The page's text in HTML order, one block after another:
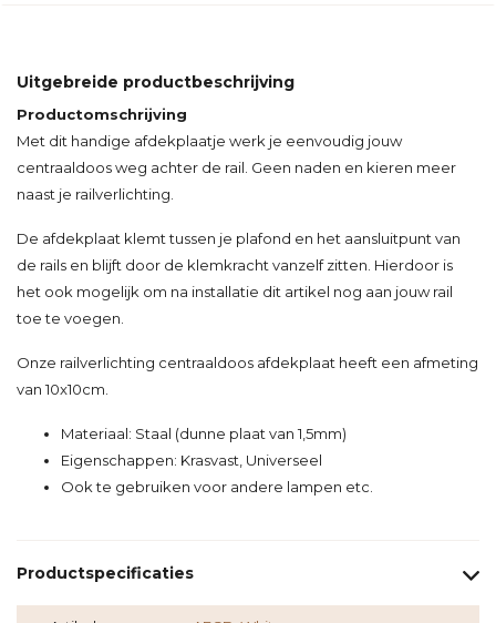
Uitgebreide productbeschrijving
Productomschrijving
Met dit handige afdekplaatje werk je eenvoudig jouw
centraaldoos weg achter de rail. Geen naden en kieren meer
naast je railverlichting.
De afdekplaat klemt tussen je plafond en het aansluitpunt van
de rails en blijft door de klemkracht vanzelf zitten. Hierdoor is
het ook mogelijk om na installatie dit artikel nog aan jouw rail
toe te voegen.
Onze railverlichting centraaldoos afdekplaat heeft een afmeting
van 10x10cm.
Materiaal: Staal (dunne plaat van 1,5mm)
Eigenschappen: Krasvast, Universeel
Ook te gebruiken voor andere lampen etc.
Productspecificaties